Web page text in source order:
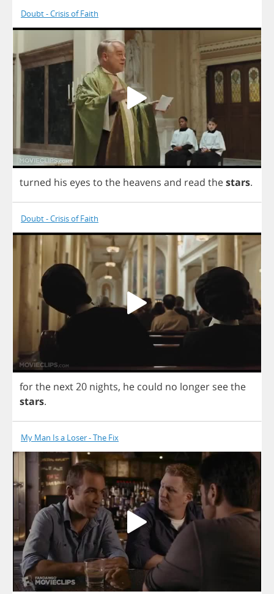
Doubt - Crisis of Faith
turned his eyes to the heavens and read thestars.
Doubt - Crisis of Faith
forthe next20 nights, he could no longer seethe
stars.
My Man Is a Loser - The Fix